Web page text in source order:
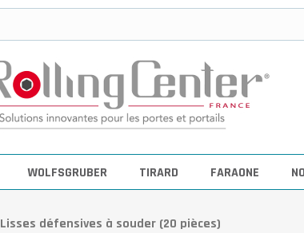
WOLFSGRUBER TIRARD FARAONE
Lisses défensives à souder (20 pièces)